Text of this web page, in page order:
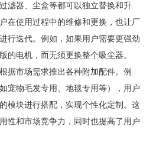
滤器、尘盒等都可以独立替换和升
在使用过程中的维修和更换，也让厂
行迭代。例如，如果用户需要更强劲
的电机，而无须更换整个吸尘器。
据市场需求推出各种附加配件。例
宠物毛发专用、地毯专用等），用户
模块进行搭配，实现个性化定制。这
性和市场竞争力，同时也提高了用户